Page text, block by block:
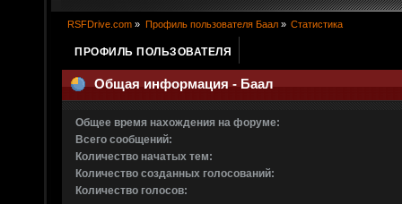
RSFDrive.com » Профиль пользователя Баал» Статистика
ПРОФИЛЬ ПОЛЬЗОВАТЕЛЯ
Общая информация - Баал
Общее время нахождения на форуме:
Всего сообщений:
Количество начатых тем:
Количество созданных голосований:
Количество голосов: